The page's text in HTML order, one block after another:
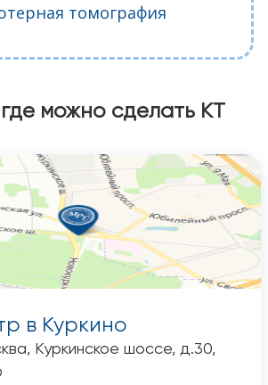
томография
можно сделать КТ
в Куркино
Куркинское шоссе, д.30,